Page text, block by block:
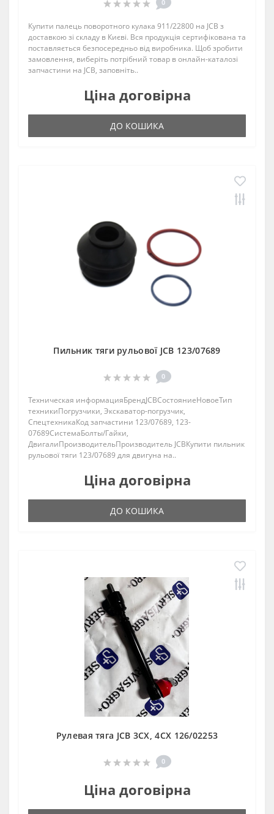
0
Купити палець поворотного кулака 911/22800 на JCB з
доставкою зі складу в Києві. Вся продукція сертифікована та
поставляється безпосередньо від виробника. Щоб зробити
замовлення, виберіть потрібний товар в онлайн-каталозі
запчастини на JCB, заповніть..
Ціна договірна
ДО КОШИКА
Пильник тяги рульової JCB 123/07689
0
Техническая информацияБрендJCBСостояниеНовоеТип
техникиПогрузчики, Экскаватор-погрузчик,
СпецтехникаКод запчастини 123/07689, 123-
07689СистемаБолты/Гайки,
ДвигалиПроизводительПроизводитель JCBКупити пильник
рульової тяги 123/07689 для двигуна на..
Ціна договірна
ДО КОШИКА
Рулевая тяга JCB 3CX, 4CX 126/02253
0
Ціна договірна